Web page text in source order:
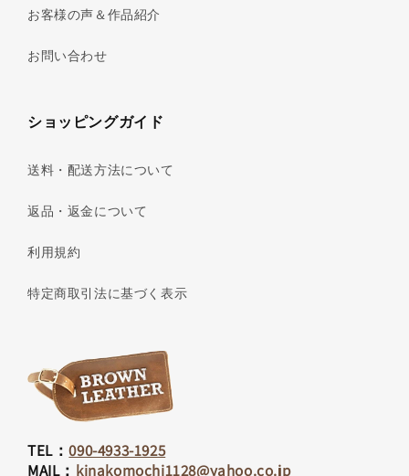
お客様の声＆作品紹介
お問い合わせ
ショッピングガイド
送料・配送方法について
返品・返金について
利用規約
特定商取引法に基づく表示
TEL：090-4933-1925
MAIL： kinakomochi1128@yahoo.co.jp